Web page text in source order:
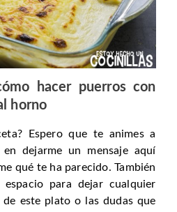
hacer puerros con
horno
Espero que te animes a
dejarme un mensaje aquí
qué te ha parecido. También
espacio para dejar cualquier
de este plato o las dudas que